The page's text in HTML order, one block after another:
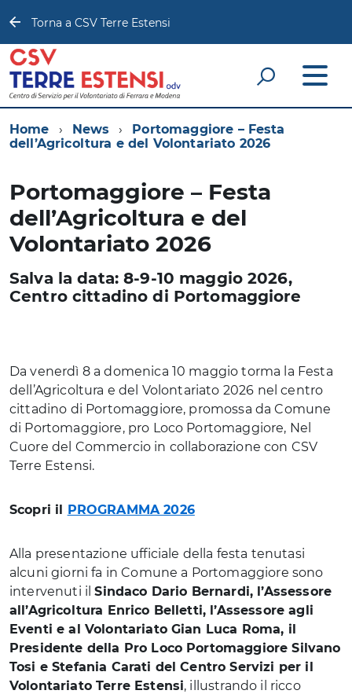
Torna a CSV Terre Estensi
Home News
Portomaggiore – Festa
dell’Agricoltura e del Volontariato 2026
Portomaggiore – Festa
dell’Agricoltura e del
Volontariato 2026
Salva la data: 8-9-10 maggio 2026,
Centro cittadino di Portomaggiore
Da venerdì 8 a domenica 10 maggio torma la Festa
dell’Agricoltura e del Volontariato 2026 nel centro
cittadino di Portomaggiore, promossa da Comune
di Portomaggiore, pro Loco Portomaggiore, Nel
Cuore del Commercio in collaborazione con CSV
Terre Estensi.
Scopri il PROGRAMMA 2026
Alla presentazione ufficiale della festa tenutasi
alcuni giorni fa in Comune a Portomaggiore sono
intervenuti ilSindaco Dario Bernardi, l’Assessore
all’Agricoltura Enrico Belletti, l’Assessore agli
Eventi e al Volontariato Gian Luca Roma, il
Presidente della Pro Loco Portomaggiore Silvano
Tosi e Stefania Carati del Centro Servizi per il
Volontariato Terre Estensi, illustrando il ricco